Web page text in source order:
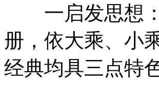
一启发思想：
册，依大乘、小
经典均具三点特